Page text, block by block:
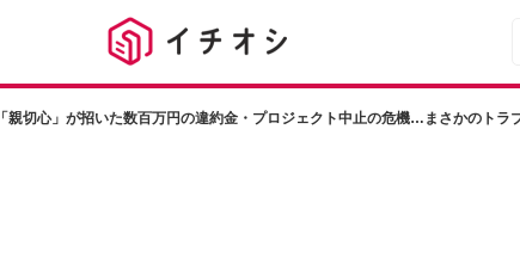
「親切心」が招いた数百万円の違約金・プロジェクト中止の危機…まさかのトラ